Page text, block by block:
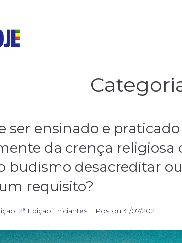
ser ensinado e praticado
da crença religiosa
budismo desacreditar
requisito?
, 2ª Edição, Iniciantes Postou 31/07/2021